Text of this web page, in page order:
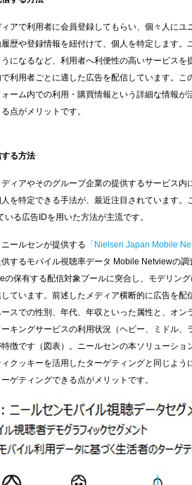
アで利用者に会員登録してもらい、個々人にユ
歴や登録情報を紐付けて、個人を特定します。
になるなど、利用者へ利便性の高いサービス
利用者ごとに適した広告を配信しています。こ
ーム内での利用・購買情報という詳細な情報が
点がメリットです。
る方法
ィアやそのグループ企業の提供するサービス内
を特定できる手法が、最近注目されています。
いる広告 IDを用いた方法が主流です。
ールセンが提供する 「Nielsen Japan Mobile
するモバイル視聴率データ Mobile Netviewの調
の保有する配信対象プールに突合し、モデリン
ています。前述したメディア横断的に広告を配
スでの性別、年代、年収といった属性と、オン
キングサービスの利用状況（ヘビー、ミドル
徴です（図表）。ニールセンの本ソリューショ
クッキーを活用したターゲティングと同じよう
ゲティングできる点がメリットです。